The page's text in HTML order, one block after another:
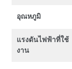
อุณหภูมิ
แรงดันไฟฟ้าที่ใช้
งาน